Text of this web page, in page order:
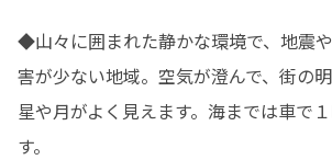
◆山々に囲まれた静かな環境で、地震
害が少ない地域。空気が澄んで、街の
星や月がよく見えます。海までは車で
す。